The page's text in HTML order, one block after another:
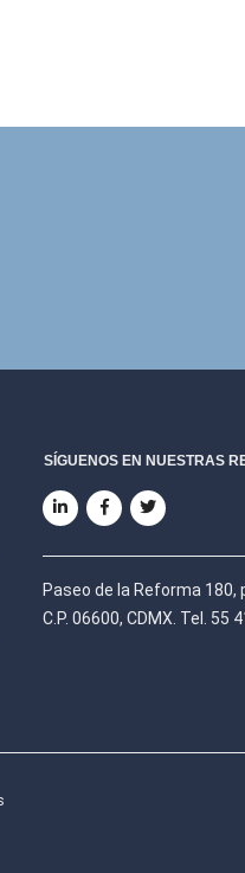
SÍGUENOS EN NUESTRAS
Paseo de la Reforma 180,
C.P. 06600, CDMX. Tel. 55